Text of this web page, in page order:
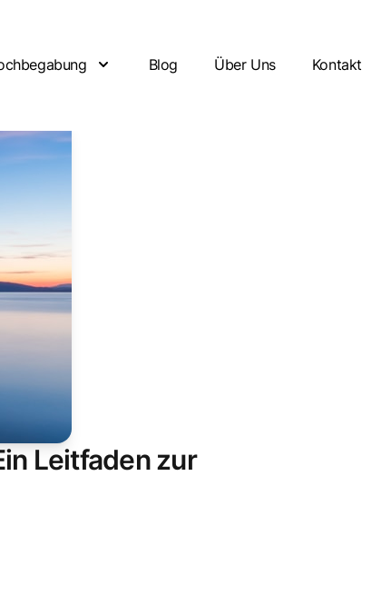
Blog Über Uns Kontakt
Leitfaden zur